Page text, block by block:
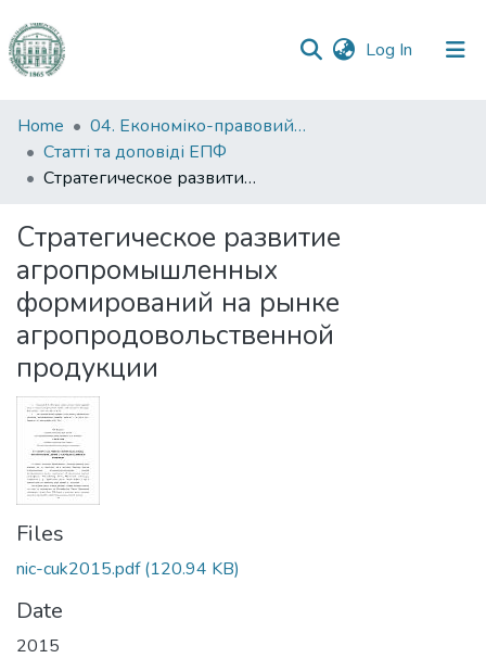
Log In (current)
Communities
&
Collections
Statistics
Home
04. Економіко-правовий факультет
Статті та доповіді ЕПФ
Стратегическое развитие агропромышленных формирований на рынке агропродовольственной продукции
Стратегическое развитие
агропромышленных
формирований на рынке
агропродовольственной
продукции
Files
nic-cuk2015.pdf(120.94 KB)
Date
2015